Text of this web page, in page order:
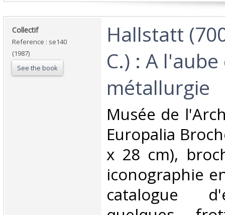
‎Collectif‎
Reference : se140
(1987)
See the book
‎Hallstatt
C.) : A
métallurgie‎
‎Musée de
Europalia
x 28 cm),
iconographie
catalogue